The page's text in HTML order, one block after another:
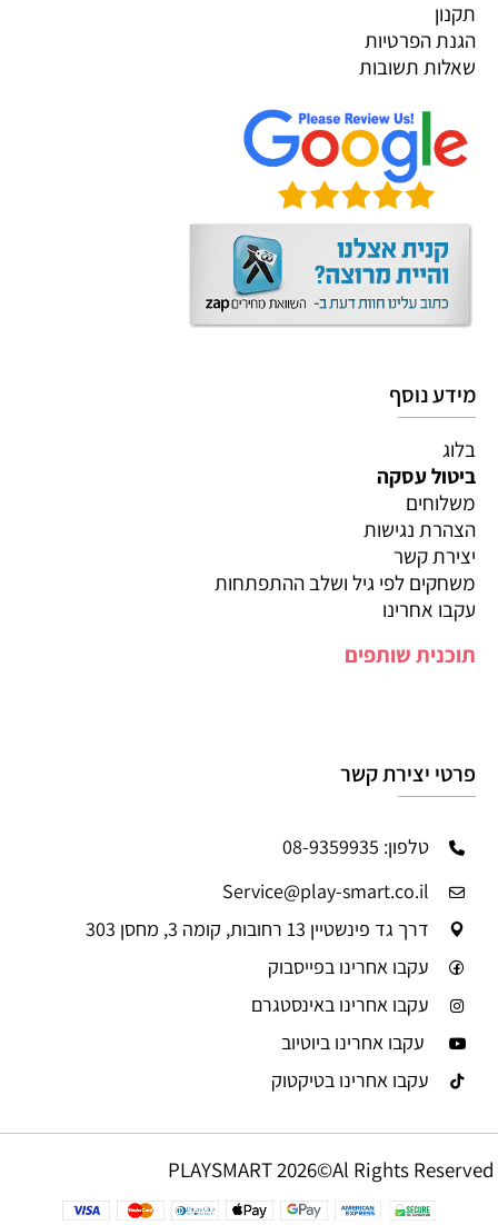
תקנון
הגנת הפרטיות
שאלות תשובות
מידע נוסף
בלוג
ביטול עסקה
משלוחים
הצהרת נגישות
יצירת קשר
משחקים לפי גיל ושלב ההתפתחות
עקבו אחרינו
תוכנית שותפים
פרטי יצירת קשר
טלפון: 08-9359935
Service@play-smart.co.il
דרך גד פינשטיין 13 רחובות, קומה 3, מחסן 303
עקבו אחרינו בפייסבוק
עקבו אחרינו באינסטגרם
עקבו אחרינו ביוטיוב
עקבו אחרינו בטיקטוק
PLAYSMART 2026©Al Rights Reserved